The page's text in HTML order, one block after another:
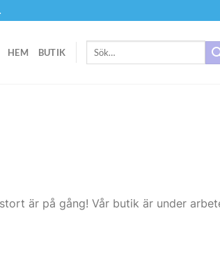
HEM BUTIK
Sök
är på gång! Vår butik är under